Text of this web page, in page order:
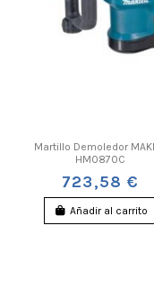
Martillo Demoledor
HM0870C
723,58 €
Añadir al carrito